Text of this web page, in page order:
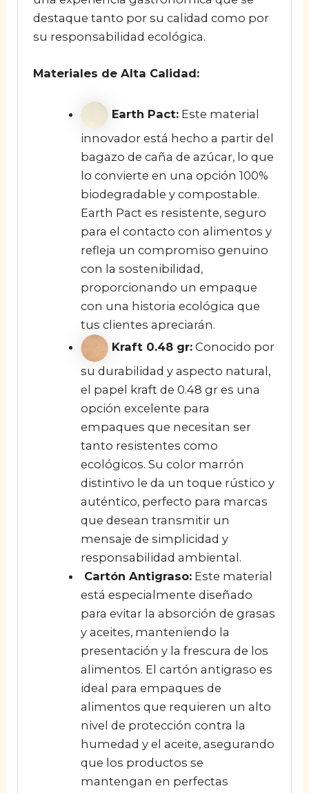
destaque tanto por su calidad como por
su responsabilidad ecológica.
Materiales de Alta Calidad:
Earth Pact:Este material
innovador está hecho a partir del
bagazo de caña de azúcar, lo que
lo convierte en una opción 100%
biodegradable y compostable.
Earth Pact es resistente, seguro
para el contacto con alimentos y
refleja un compromiso genuino
con la sostenibilidad,
proporcionando un empaque
con una historia ecológica que
tus clientes apreciarán.
Kraft 0.48 gr:Conocido por
su durabilidad y aspecto natural,
el papel kraft de 0.48 gr es una
opción excelente para
empaques que necesitan ser
tanto resistentes como
ecológicos. Su color marrón
distintivo le da un toque rústico y
auténtico, perfecto para marcas
que desean transmitir un
mensaje de simplicidad y
responsabilidad ambiental.
Cartón Antigraso:Este material
está especialmente diseñado
para evitar la absorción de grasas
y aceites, manteniendo la
presentación y la frescura de los
alimentos. El cartón antigraso es
ideal para empaques de
alimentos que requieren un alto
nivel de protección contra la
humedad y el aceite, asegurando
que los productos se
mantengan en perfectas